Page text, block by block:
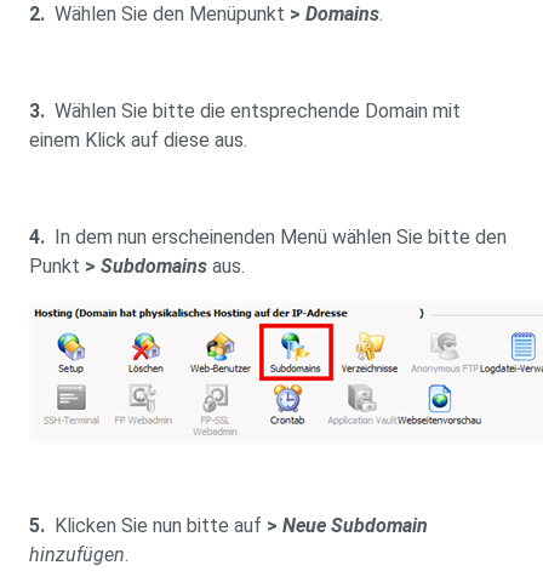
2. Wählen Sie den Menüpunkt > Domains.
3. Wählen Sie bitte die entsprechende Domain mit
einem Klick auf diese aus.
4. In dem nun erscheinenden Menü wählen Sie bitte den
Punkt > Subdomains aus.
5. Klicken Sie nun bitte auf > Neue Subdomain
hinzufügen.